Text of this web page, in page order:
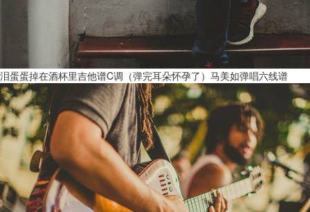
泪蛋蛋掉在酒杯里吉他谱C调（弹完耳朵怀孕了）马美如弹唱六线谱